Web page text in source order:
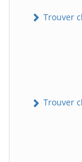
Trouver
Trouver